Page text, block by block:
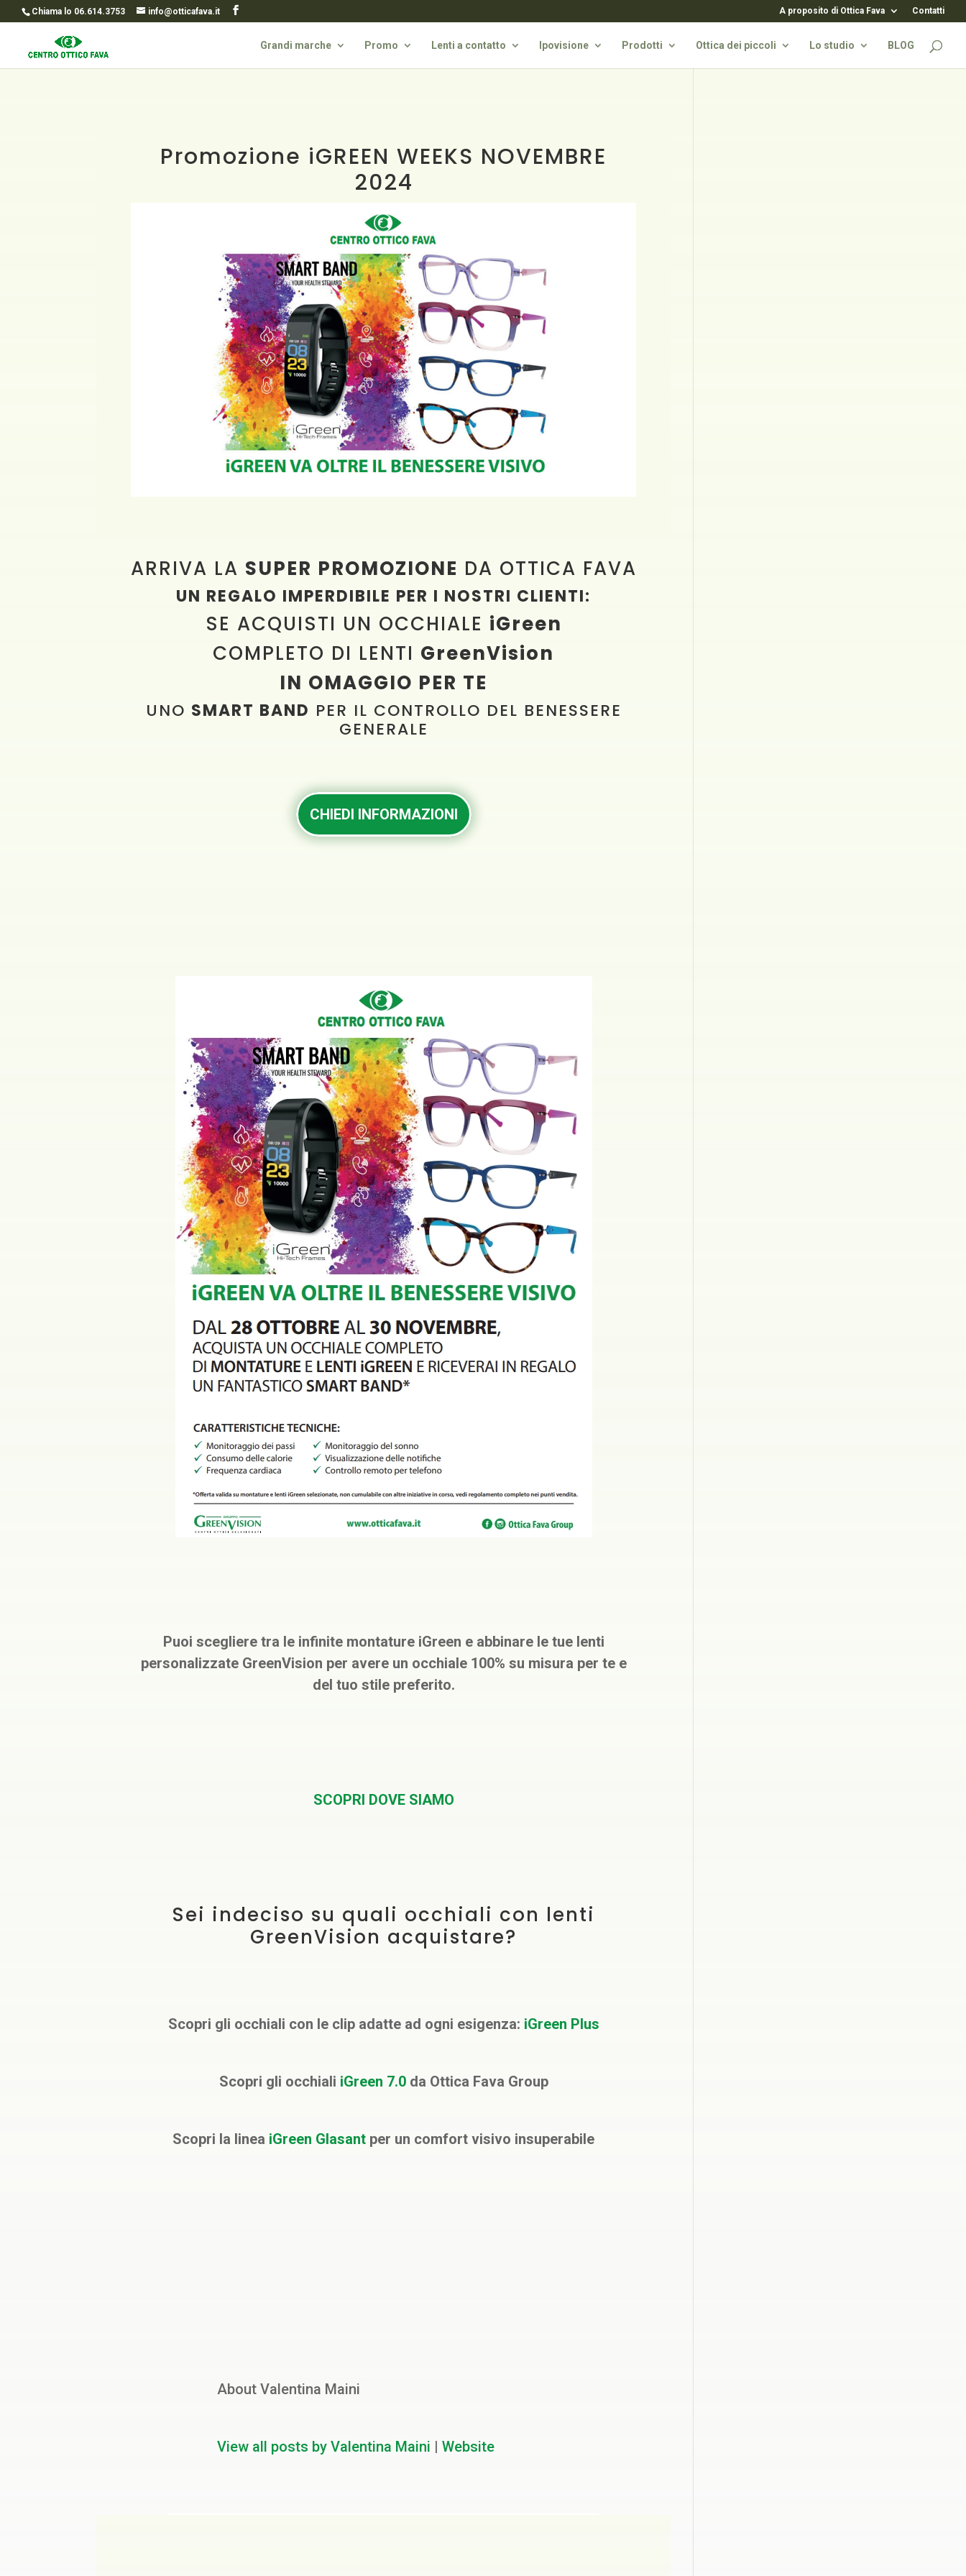
Chiama lo 06.614.3753 info@otticafava.it A proposito di Ottica Fava Contatti
Grandi marche Promo Lenti a contatto Ipovisione Prodotti Ottica dei piccoli Lo studio BLOG
Promozione iGREEN WEEKS NOVEMBRE
2024
ARRIVA LA SUPER PROMOZIONE DA OTTICA FAVA
UN REGALO IMPERDIBILE PER I NOSTRI CLIENTI:
SE ACQUISTI UN OCCHIALE iGreen
COMPLETO DI LENTI GreenVision
IN OMAGGIO PER TE
UNO SMART BAND PER IL CONTROLLO DEL BENESSERE
GENERALE
CHIEDI INFORMAZIONI
Puoi scegliere tra le infinite montature iGreen e abbinare le tue lenti
personalizzate GreenVision per avere un occhiale 100% su misura per te e
del tuo stile preferito.
SCOPRI DOVE SIAMO
Sei indeciso su quali occhiali con lenti
GreenVision acquistare?
Scopri gli occhiali con le clip adatte ad ogni esigenza: iGreen Plus
Scopri gli occhiali iGreen 7.0da Ottica Fava Group
Scopri la linea iGreen Glasant per un comfort visivo insuperabile
About Valentina Maini
View all posts by Valentina Maini |Website